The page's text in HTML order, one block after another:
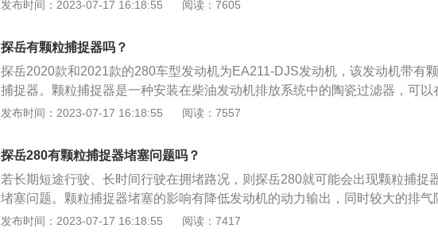
一点的，可能开车都是市区通勤占绝大多数，很多甚至就是10公里以内的低速
系统，以及与驾驶、停车和提高整车安全性有关的驾驶辅助功能，这将使车辆
够在交通拥挤的情况下低速行驶，例如ACC3.0自适应巡航系统、PLA3.0智能泊
车辅助系统等，从而达到L2级驾驶辅助的水平。
发布时间：2023-07-17 16:18:55 阅读：7605
探岳有颗粒捕捉器吗？
探岳2020款和2021款的280车型发动机为EA211-DJS发动机，该发动机带有
捕捉器。颗粒捕捉器是一种安装在柴油发动机排放系统中的陶瓷过滤器，可以
微粒排放物质进入大气之前将其捕捉。它能够减少柴油发动机所产生的烟灰达9
工作原理：柴油微粒过滤器喷涂上金属铂、铑、钯，柴油发动机排出的含有炭
的黑烟，通过专门的管道进入发动机尾气微粒捕集器，经过其内部密集设置的
式过滤器，将炭烟微粒吸附在金属纤维毡制成的过滤器上；当微粒的吸附量达
一定程度后，尾端的燃烧器自动点火燃烧，将吸附在上面的炭烟微粒烧掉，变
对人体无害的二氧化碳排出。查看探岳是否带颗粒捕捉器，可以通过以下3个方
发布时间：2023-07-17 16:18:55 阅读：7557
探岳280有颗粒捕捉器堵塞问题吗？
若长期短途行驶、长时间行驶在拥堵路况，则探岳280就可能会出现颗粒捕捉
堵塞问题。颗粒捕捉器堵塞的影响有降低发动机的动力输出，同时较大的排气
力也会导致车辆动力性能变弱，增加车辆油耗。当仪表盘亮起颗粒捕捉器故障
发布时间：2023-07-17 16:18:55 阅读：7417